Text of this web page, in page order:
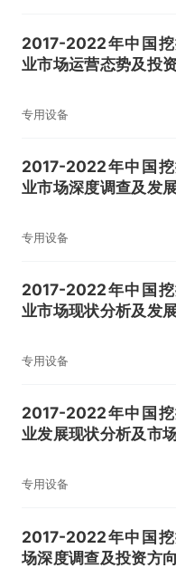
2017-2022年中国
业市场运营态势及投
专用设备
2017-2022年中国
业市场深度调查及发
专用设备
2017-2022年中国
业市场现状分析及发
专用设备
2017-2022年中国
业发展现状分析及市
专用设备
2017-2022年中国
场深度调查及投资方